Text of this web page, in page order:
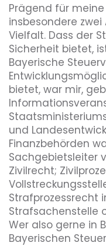
Prägend für
insbesondere zwei
Vielfalt. Dass der
Sicherheit bietet,
Bayerische
bietet, war mir,
und
Finanzbehörden
Sachgebietsleiter
Zivilrecht;
Strafprozessrecht
Strafsachenstelle
Wer also gerne in
Bayerischen